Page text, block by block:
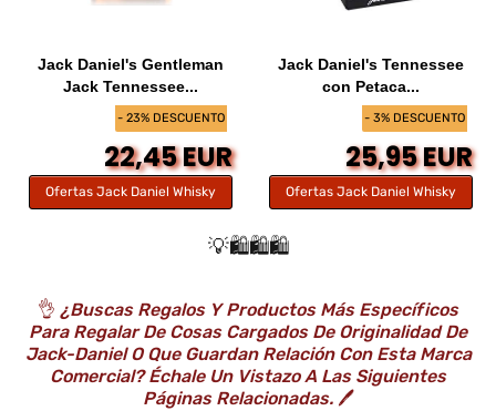
- 23% DESCUENTO
Jack Daniel's Gentleman
Jack Tennessee...
22,45 EUR
Ofertas Jack Daniel Whisky
- 3% DESCUENTO
Jack Daniel's Tennessee
con Petaca...
25,95 EUR
Ofertas Jack Daniel Whisky
💡🛍️🛍️🛍️
👌 ¿Buscas Regalos Y Productos Más Específicos
Para Regalar De Cosas Cargados De Originalidad De
Jack-Daniel O Que Guardan Relación Con Esta Marca
Comercial? Échale Un Vistazo A Las Siguientes
Páginas Relacionadas.🖊️